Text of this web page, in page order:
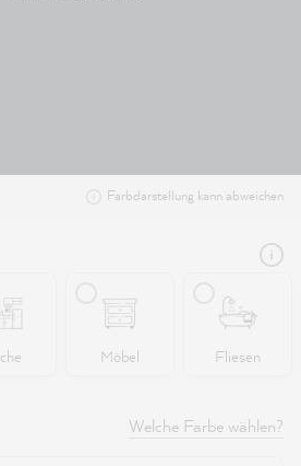
Farbdarstellung kann abweichen
Möbel Fliesen
Welche Farbe wählen?